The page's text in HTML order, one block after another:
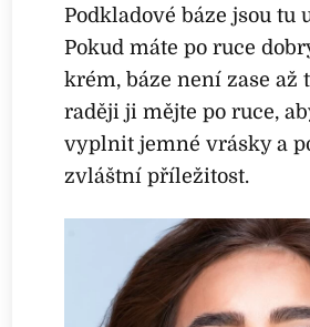
Podkladové báze jsou tu
Pokud máte po ruce
krém, báze není zase až
raději ji mějte po ruce,
vyplnit jemné vrásky a
zvláštní příležitost.